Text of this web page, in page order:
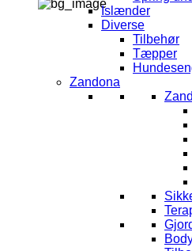
Islænder
Diverse
Tilbehør
Tæpper
Zandona